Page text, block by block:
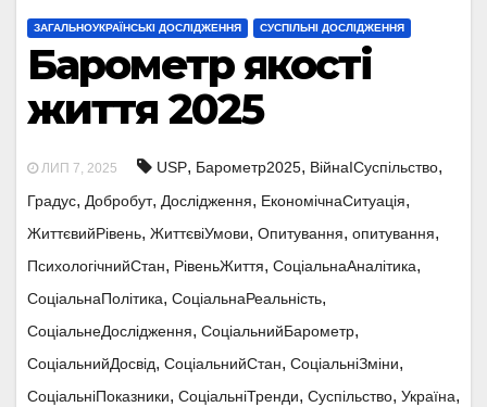
ЗАГАЛЬНОУКРАЇНСЬКІ ДОСЛІДЖЕННЯ СУСПІЛЬНІ ДОСЛІДЖЕННЯ
Барометр якості
життя 2025
ЛИП 7, 2025 USP, Барометр2025, ВійнаІСуспільство,
Градус, Добробут, Дослідження, ЕкономічнаСитуація,
ЖиттєвийРівень, ЖиттєвіУмови, Опитування, опитування,
ПсихологічнийСтан, РівеньЖиття, СоціальнаАналітика,
СоціальнаПолітика, СоціальнаРеальність,
СоціальнеДослідження, СоціальнийБарометр,
СоціальнийДосвід, СоціальнийСтан, СоціальніЗміни,
СоціальніПоказники, СоціальніТренди, Суспільство, Україна,